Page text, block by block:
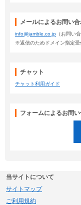
メールによるお問い
info@jamble.co.jp （お問い
※返信のためドメイン指定受
チャット
チャット利用ガイド
フォームによるお問
当サイトについて
サイトマップ
ご利用規約